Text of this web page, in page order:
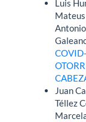
Luis
Juan
Téllez